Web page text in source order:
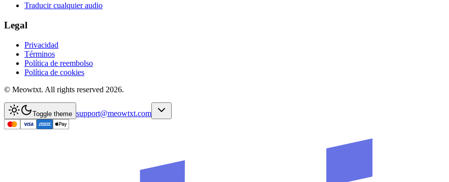
Traducir cualquier audio
Legal
Privacidad
Términos
Política de reembolso
Política de cookies
© Meowtxt. All rights reserved 2026.
Toggle theme support@meowtxt.com